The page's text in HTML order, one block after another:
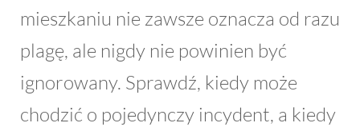
mieszkaniu nie zawsze oznacza od razu
plagę, ale nigdy nie powinien być
ignorowany. Sprawdź, kiedy może
chodzić o pojedynczy incydent, a kiedy